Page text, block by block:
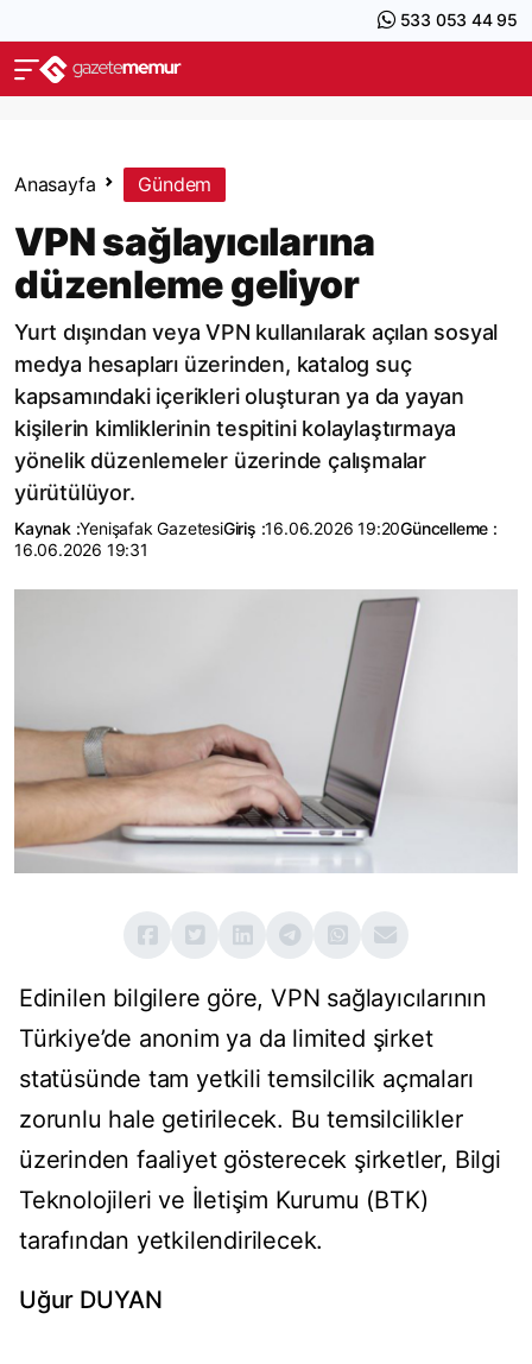
533 053 44 95
Anasayfa Gündem
VPN sağlayıcılarına
düzenleme geliyor
Yurt dışından veya VPN kullanılarak açılan sosyal
medya hesapları üzerinden, katalog suç
kapsamındaki içerikleri oluşturan ya da yayan
kişilerin kimliklerinin tespitini kolaylaştırmaya
yönelik düzenlemeler üzerinde çalışmalar
yürütülüyor.
Kaynak :Yenişafak GazetesiGiriş :16.06.2026 19:20Güncelleme :
16.06.2026 19:31
Edinilen bilgilere göre, VPN sağlayıcılarının
Türkiye’de anonim ya da limited şirket
statüsünde tam yetkili temsilcilik açmaları
zorunlu hale getirilecek. Bu temsilcilikler
üzerinden faaliyet gösterecek şirketler, Bilgi
Teknolojileri ve İletişim Kurumu (BTK)
tarafından yetkilendirilecek.
Uğur DUYAN